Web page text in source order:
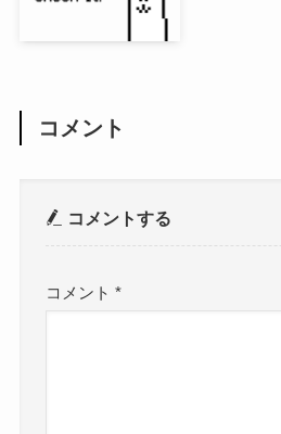
コメント
コメントする
コメント*